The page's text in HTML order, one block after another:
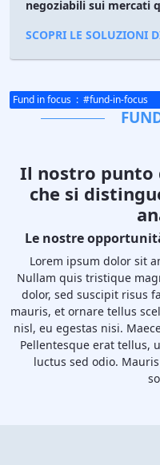
negoziabili sui mercati
SCOPRI LE SOLUZIONI
Fund in focus : #fund-in-focus
Il nostro punto
che si
Le nostre
Lorem ipsum dolor sit
Nullam quis tristique
dolor, sed suscipit risus
mauris, et ornare tellus
nisl, eu egestas nisi.
Pellentesque erat tellus,
luctus sed odio.